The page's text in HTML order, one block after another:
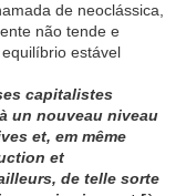
de neoclássica,
não tende e
estável
capitalistes
un nouveau niveau
et, em même
et
de telle sorte